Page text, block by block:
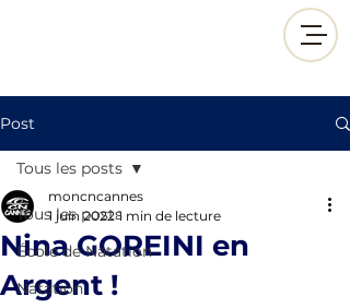
Post
Tous les posts
École de Natation
Natation
Tous les posts
Nina GOREINI en
Argent !
moncncannes
1 juin 2022 1 min de lecture